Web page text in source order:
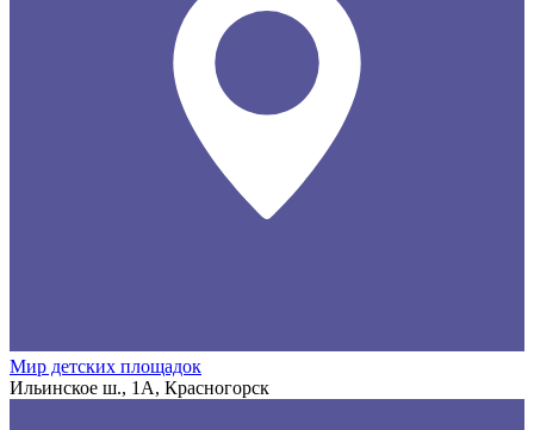
Мир детских площадок
Ильинское ш., 1А, Красногорск